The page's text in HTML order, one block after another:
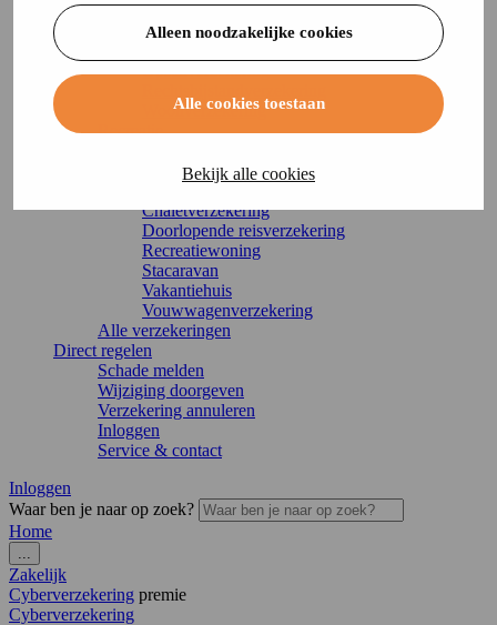
Alleen noodzakelijke cookies
Alle cookies toestaan
Bekijk alle cookies
Aansprakelijkheidsverzekering
Inboedelverzekering
Opstalverzekering
Woonverzekering
Recreatie
Camperverzekering
Chaletverzekering
Doorlopende reisverzekering
Recreatiewoning
Stacaravan
Vakantiehuis
Vouwwagenverzekering
Alle verzekeringen
Direct regelen
Schade melden
Wijziging doorgeven
Verzekering annuleren
Inloggen
Service & contact
Inloggen
Waar ben je naar op zoek?
Home
...
Zakelijk
Cyberverzekering premie
Cyberverzekering